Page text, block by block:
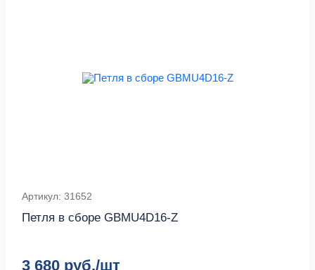
Артикул: 31652
Петля в сборе GBMU4D16-Z
3 680 руб./шт